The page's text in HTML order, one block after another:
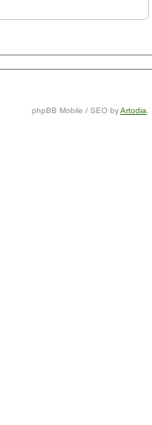
phpBB Mobile / SEO byArtodia